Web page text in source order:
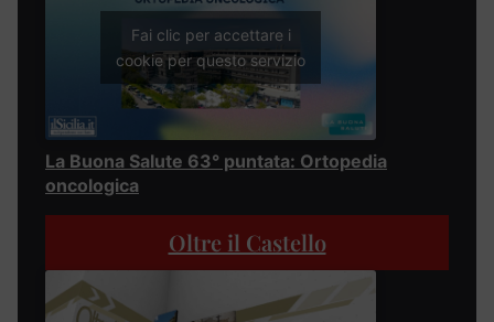
Fai clic per accettare i
cookie per questo servizio
La Buona Salute 63° puntata: Ortopedia
oncologica
Oltre il Castello